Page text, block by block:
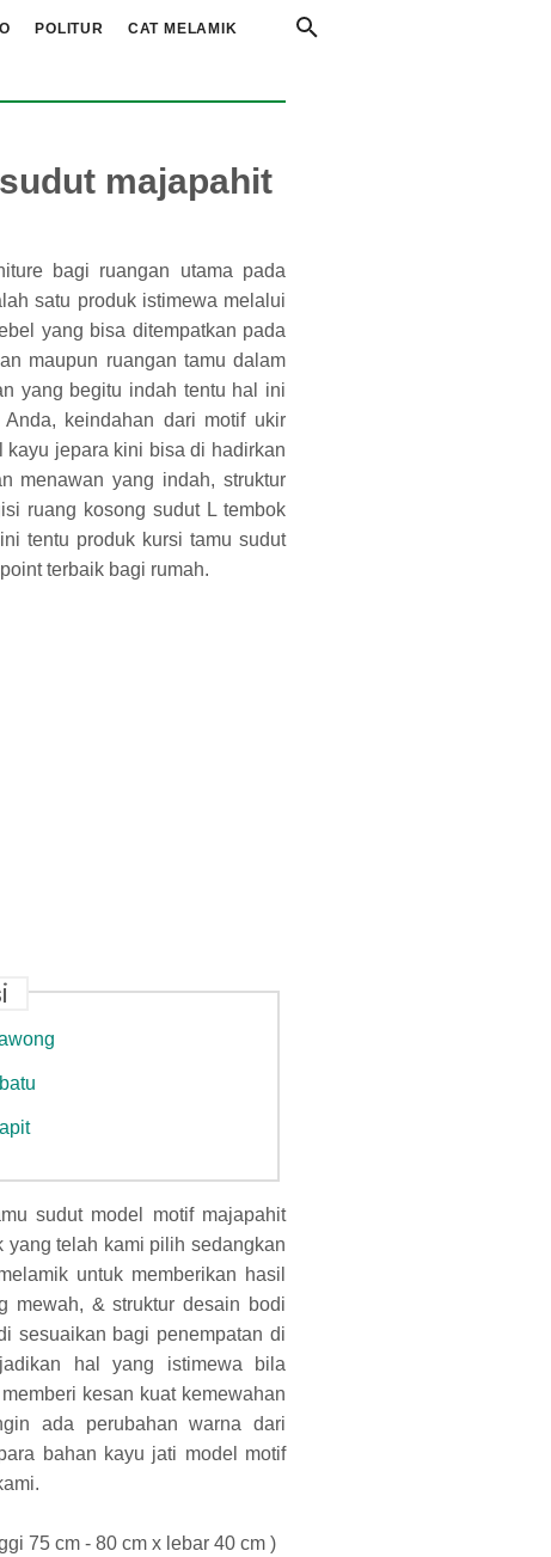
POLITUR CAT MELAMIK
majapahit
bagi ruangan utama pada
satu produk istimewa melalui
yang bisa ditempatkan pada
maupun ruangan tamu dalam
yang begitu indah tentu hal ini
keindahan dari motif ukir
jepara kini bisa di hadirkan
menawan yang indah, struktur
ruang kosong sudut L tembok
tentu produk kursi tamu sudut
terbaik bagi rumah.
sudut model motif majapahit
telah kami pilih sedangkan
untuk memberikan hasil
mewah, & struktur desain bodi
sesuaikan bagi penempatan di
hal yang istimewa bila
kesan kuat kemewahan
ada perubahan warna dari
bahan kayu jati model motif
75 cm - 80 cm x lebar 40 cm )